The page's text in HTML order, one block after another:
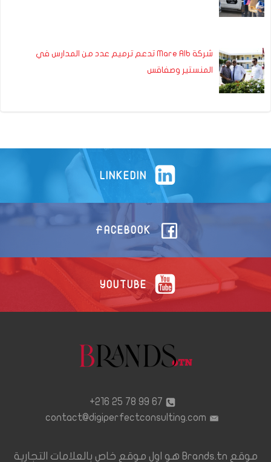
شركة Mare Alb تدعم ترميم عدد من المدارس في
المنستير وصفاقس
LINKEDIN
FACEBOOK
YOUTUBE
67 99 78 25 216+
contact@digiperfectconsulting.com
موقع Brands.tn هو اول موقع خاص بالعلامات التجارية